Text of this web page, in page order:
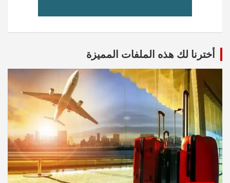
أخترنا لك هذه الملفات المميزة